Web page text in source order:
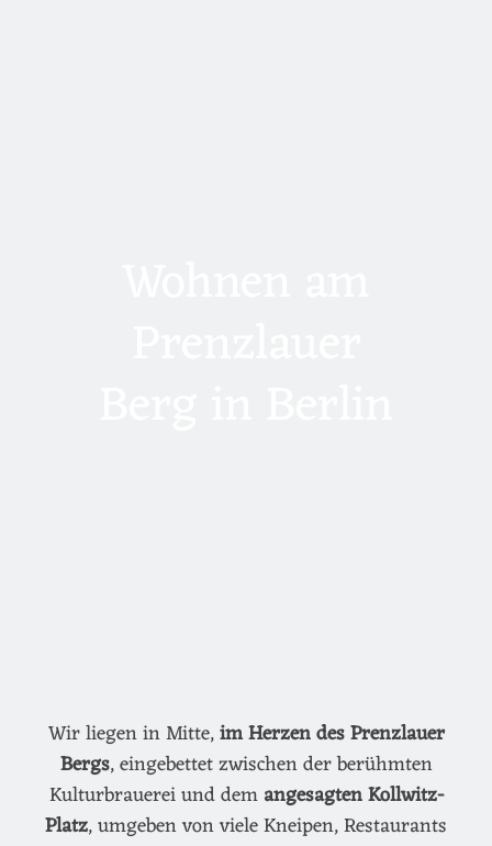
Wir liegen in Mitte,im Herzen des Prenzlauer
Bergs, eingebettet zwischen der berühmten
Kulturbrauerei und demangesagten Kollwitz-
Platz, umgeben von viele Kneipen, Restaurants